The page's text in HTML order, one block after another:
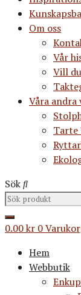
Om oss
Vår
Vill
Våra andra
Tarte
Sök
0.00kr 0
Hem
Webbutik